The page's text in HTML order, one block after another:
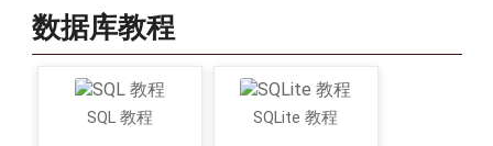
数据库教程
SQL 教程 SQLite 教程